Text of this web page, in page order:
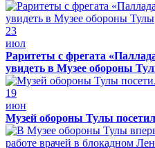
23
июл
Раритеты с фрегата
увидеть в Музее обороны
19
июн
Музей обороны Тулы